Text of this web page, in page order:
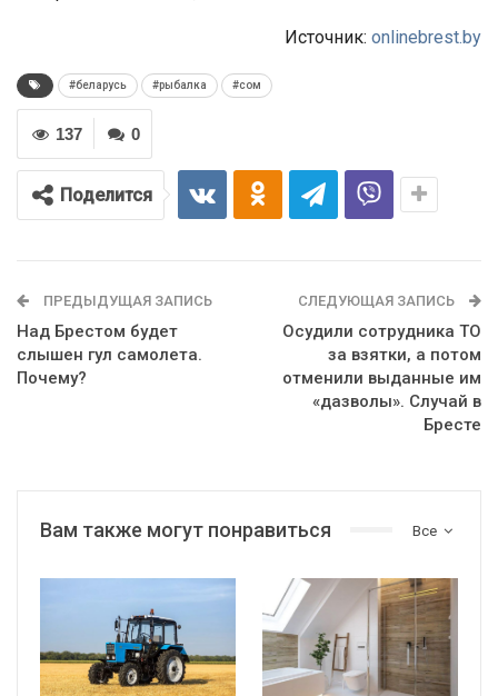
Источник: onlinebrest.by
#беларусь #рыбалка #сом
0
137
Поделится
ПРЕДЫДУЩАЯ ЗАПИСЬ
Над Брестом будет
слышен гул самолета.
Почему?
СЛЕДУЮЩАЯ ЗАПИСЬ
Осудили сотрудника ТО
за взятки, а потом
отменили выданные им
«дазволы». Случай в
Бресте
Все
Вам также могут понравиться